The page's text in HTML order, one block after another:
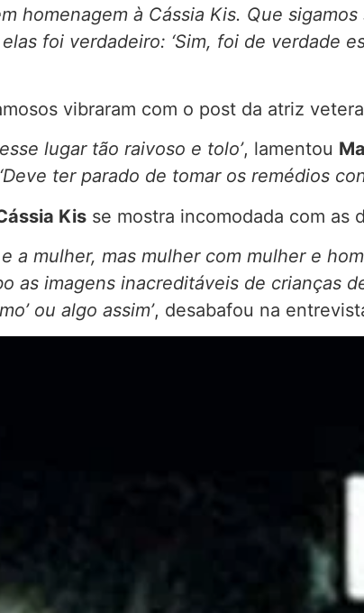
homenagem à Cássia Kis. Que
foi verdadeiro: ‘Sim, foi de verdade
vibraram com o post da atriz
lugar tão raivoso e tolo’, lamentou
‘Deve ter parado de tomar os remédios
Kis se mostra incomodada com as
a mulher, mas mulher com mulher e
as imagens inacreditáveis de crianças
ou algo assim’, desabafou na